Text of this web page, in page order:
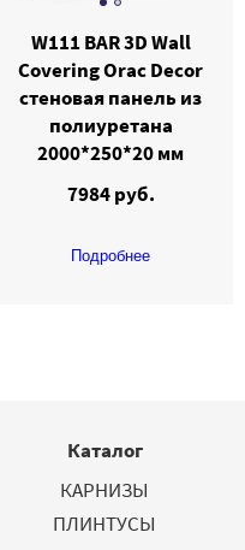
W111 BAR 3D Wall
Covering Orac Decor
стеновая панель из
полиуретана
2000*250*20 мм
7984 руб.
Подробнее
Каталог
КАРНИЗЫ
ПЛИНТУСЫ